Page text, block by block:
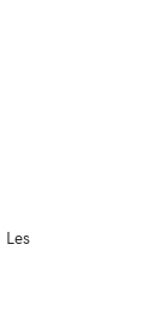
Les